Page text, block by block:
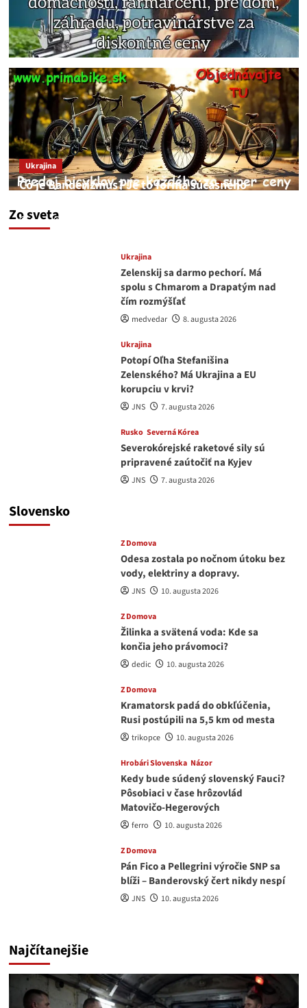
Zo sveta
Ukrajina
Čo je Banderizmus? Je to forma súčasného
feren
Ukrajina
Zelenskij sa darmo pechorí. Má
spolu s Chmarom a Drapatým nad
čím rozmýšľať
medvedar 8. augusta 2026
Ukrajina
Potopí Oľha Stefanišina
Zelenského? Má Ukrajina a EU
korupciu v krvi?
JNS 7. augusta 2026
Rusko Severná Kórea
Severokórejské raketové sily sú
pripravené zaútočiť na Kyjev
JNS 7. augusta 2026
Slovensko
Z Domova
Odesa zostala po nočnom útoku bez
vody, elektriny a dopravy.
JNS 10. augusta 2026
Z Domova
Žilinka a svätená voda: Kde sa
končia jeho právomoci?
dedic 10. augusta 2026
Z Domova
Kramatorsk padá do obkľúčenia,
Rusi postúpili na 5,5 km od mesta
trikopce 10. augusta 2026
Hrobári Slovenska Názor
Kedy bude súdený slovenský Fauci?
Pôsobiaci v čase hrôzovlád
Matovičo-Hegerových
ferro 10. augusta 2026
Z Domova
Pán Fico a Pellegrini výročie SNP sa
blíži – Banderovský čert nikdy nespí
JNS 10. augusta 2026
Najčítanejšie